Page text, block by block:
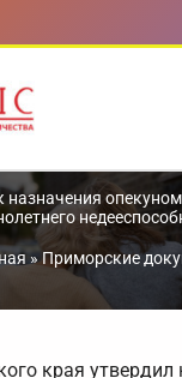
»Приморские
края утвердил